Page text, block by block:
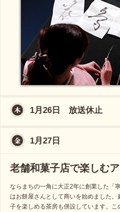
1月26日 放送休止
1月27日
老舗和菓子店で楽しむ
ならまちの一角に大正2年に創業した「
はお餅屋さんとして商いを始めました
子を楽しめる茶房も併設しています。